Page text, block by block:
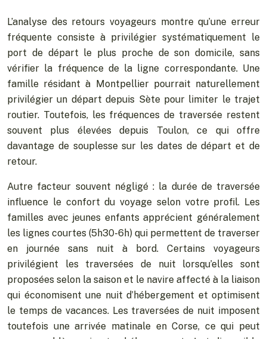
L’analyse des retours voyageurs montre qu’une erreur
fréquente consiste à privilégier systématiquement le
port de départ le plus proche de son domicile, sans
vérifier la fréquence de la ligne correspondante. Une
famille résidant à Montpellier pourrait naturellement
privilégier un départ depuis Sète pour limiter le trajet
routier. Toutefois, les fréquences de traversée restent
souvent plus élevées depuis Toulon, ce qui offre
davantage de souplesse sur les dates de départ et de
retour.
Autre facteur souvent négligé : la durée de traversée
influence le confort du voyage selon votre profil. Les
familles avec jeunes enfants apprécient généralement
les lignes courtes (5h30-6h) qui permettent de traverser
en journée sans nuit à bord. Certains voyageurs
privilégient les traversées de nuit lorsqu’elles sont
proposées selon la saison et le navire affecté à la liaison
qui économisent une nuit d’hébergement et optimisent
le temps de vacances. Les traversées de nuit imposent
toutefois une arrivée matinale en Corse, ce qui peut